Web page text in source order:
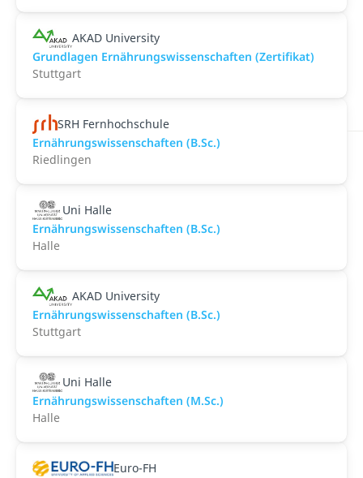
AKAD University
Grundlagen Ernährungswissenschaften (Zertifikat)
Stuttgart
SRH Fernhochschule
Ernährungswissenschaften (B.Sc.)
Riedlingen
Uni Halle
Ernährungswissenschaften (B.Sc.)
Halle
AKAD University
Ernährungswissenschaften (B.Sc.)
Stuttgart
Uni Halle
Ernährungswissenschaften (M.Sc.)
Halle
Euro-FH